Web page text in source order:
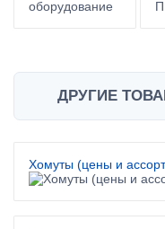
ДРУГИЕ
Хомуты (цены и